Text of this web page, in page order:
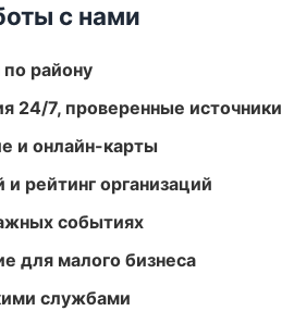
с нами
по району
24/7, проверенные источники
и онлайн-карты
рейтинг организаций
событиях
для малого бизнеса
службами